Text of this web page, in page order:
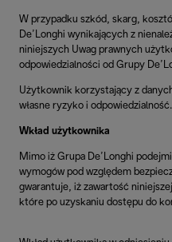
W przypadku szkód, skarg,
De’Longhi wynikających z
niniejszych Uwag prawnych
odpowiedzialności od Grupy
Użytkownik korzystający z
własne ryzyko i odpowiedzialność.
Wkład użytkownika
Mimo iż Grupa De’Longhi
wymogów pod względem
gwarantuje, iż zawartość
które po uzyskaniu dostępu do